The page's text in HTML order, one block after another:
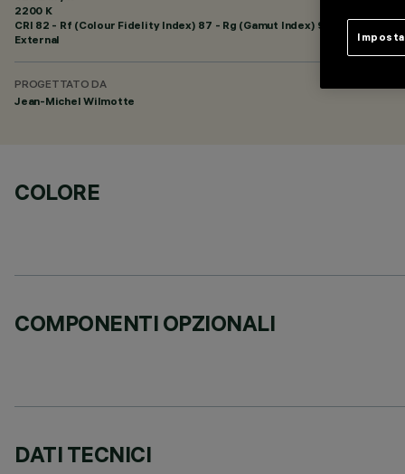
2200 K
CRI 82 - Rf (Colour Fidelity Index) 87 - Rg (Gamut Index) 97
External
PROGETTATO DA
Jean-Michel Wilmotte
COLORE
COMPONENTI OPZIONALI
DATI TECNICI